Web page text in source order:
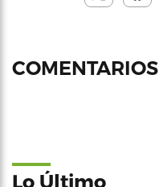
COMENTARIOS
Lo Último